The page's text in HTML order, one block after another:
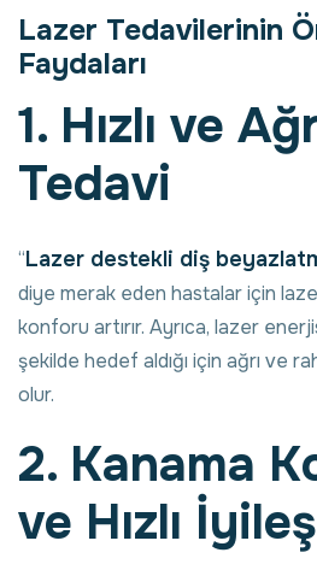
Lazer Tedavilerinin
Faydaları
1. Hızlı ve
Tedavi
“Lazer destekli diş
diye merak eden hastalar için
konforu artırır. Ayrıca, lazer
şekilde hedef aldığı için ağrı ve
olur.
2. Kanama
ve Hızlı